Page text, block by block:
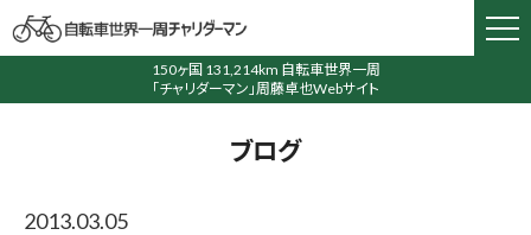
150ヶ国 131,214km 自転車世界一周
「チャリダーマン」周藤卓也Webサイト
ブログ
2013.03.05